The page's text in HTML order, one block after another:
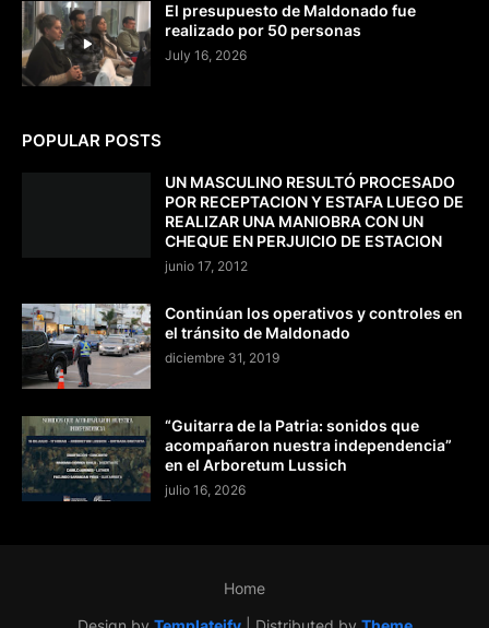
El presupuesto de Maldonado fue
realizado por 50 personas
July 16, 2026
POPULAR POSTS
UN MASCULINO RESULTÓ PROCESADO
POR RECEPTACION Y ESTAFA LUEGO DE
REALIZAR UNA MANIOBRA CON UN
CHEQUE EN PERJUICIO DE ESTACION
junio 17, 2012
Continúan los operativos y controles en
el tránsito de Maldonado
diciembre 31, 2019
“Guitarra de la Patria: sonidos que
acompañaron nuestra independencia”
en el Arboretum Lussich
julio 16, 2026
Home